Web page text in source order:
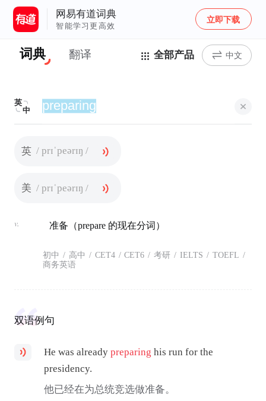
网易有道词典
智能学习更高效
立即下载
词典 翻译 全部产品 中文
英
中
英 / prɪˈpeərɪŋ /
美 / prɪˈpeərɪŋ /
v. 准备（prepare 的现在分词）
初中 / 高中 / CET4 / CET6 / 考研 / IELTS / TOEFL /
商务英语
双语例句
He was alreadypreparing his run for the
presidency.
他已经在为总统竞选做准备。